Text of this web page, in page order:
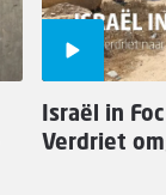
Israël in
Verdriet